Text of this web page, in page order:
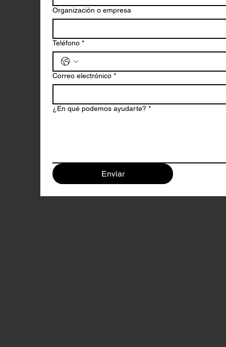
Organización o empresa
Teléfono *
Correo electrónico *
¿En qué podemos ayudarte? *
Enviar